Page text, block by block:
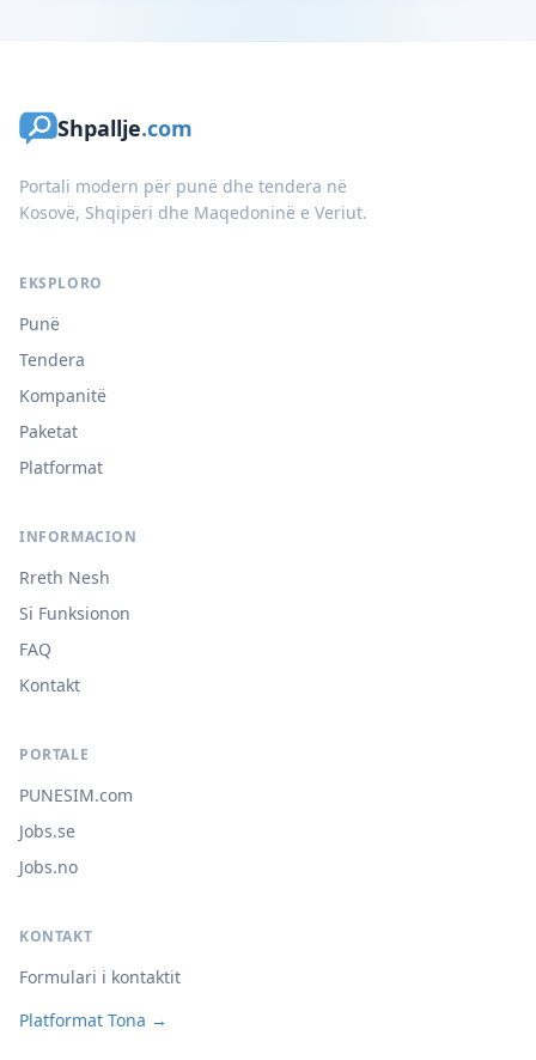
Shpallje.com
Portali modern për punë dhe tendera në
Kosovë, Shqipëri dhe Maqedoninë e Veriut.
EKSPLORO
Punë
Tendera
Kompanitë
Paketat
Platformat
INFORMACION
Rreth Nesh
Si Funksionon
FAQ
Kontakt
PORTALE
PUNESIM.com
Jobs.se
Jobs.no
KONTAKT
Formulari i kontaktit
Platformat Tona →